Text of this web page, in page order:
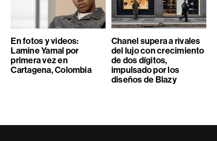
En fotos y videos:
Lamine Yamal por
primera vez en
Cartagena, Colombia
Chanel supera a rivales
del lujo con crecimiento
de dos dígitos,
impulsado por los
diseños de Blazy